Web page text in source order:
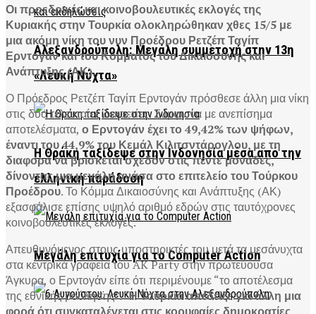
Αλεξανδρούπολη: Μεγάλη συμμετοχή στην 13η
«Λευκή Νύχτα»
Η Θράκη ταξίδεψε στην Ινδονησία μέσα από την
ελληνική παράδοση
Μεγάλη επιτυχία για το Computer Action
Οι προεδρικές και κοινοβουλευτικές εκλογές της
Κυριακής στην Τουρκία ολοκληρώθηκαν χθες 15/5 με
μια ακόμη νίκη του νυν Προέδρου Ρετζέπ Ταγίπ
Ερντογάν και του Κόμματός του Δικαιοσύνης και
Ανάπτυξης (ΑΚ).
Ο Πρόεδρος Ρετζέπ Ταγίπ Ερντογάν πρόσθεσε άλλη μια νίκη
στις δύο τελευταίες δεκαετίες. Σύμφωνα με ανεπίσημα
αποτελέσματα, ο Ερντογάν έχει το 49,42% των ψήφων,
έναντι του 44,9% του Κεμάλ Κιλιτσντάρογλου, με τη
διαφορά να βρίσκεται σχεδόν στις πέντε μονάδες,
δίνοντας μια μεγάλη ανάσα στο επιτελείο του Τούρκου
Προέδρου. Το Κόμμα Δικαιοσύνης και Ανάπτυξης (ΑΚ)
εξασφάλισε επίσης υψηλό αριθμό εδρών στις ταυτόχρονες
κοινοβουλευτικές εκλογές.
Απευθυνόμενος στους υποστηρικτές του μετά τα μεσάνυχτα
στα κεντρικά γραφεία του AK Party στην πρωτεύουσα
Άγκυρα, ο Ερντογάν είπε ότι περιμένουμε “το αποτέλεσμα
της εθνικής βούλησης”. “Η Τουρκία απέδειξε για άλλη μια